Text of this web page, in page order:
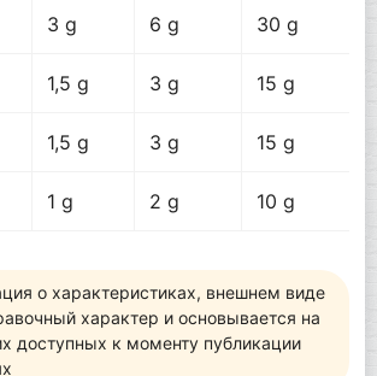
3 g 6 g 30 g
1,5 g 3 g 15 g
1,5 g 3 g 15 g
1 g 2 g 10 g
о характеристиках, внешнем виде
характер и основывается на
доступных к моменту публикации